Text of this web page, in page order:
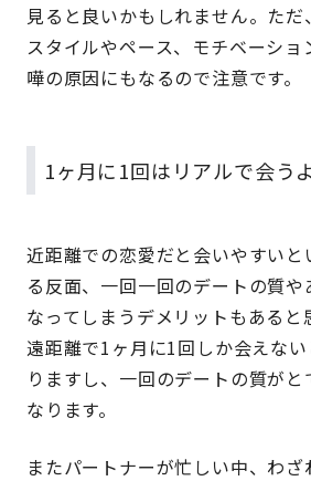
見ると良いかもしれません。ただ
スタイルやペース、モチベーシ
嘩の原因にもなるので注意です。
1ヶ月に1回はリアルで会う
近距離での恋愛だと会いやすい
る反面、一回一回のデートの質や
なってしまうデメリットもあると
遠距離で1ヶ月に1回しか会えな
りますし、一回のデートの質が
なります。
またパートナーが忙しい中、わ